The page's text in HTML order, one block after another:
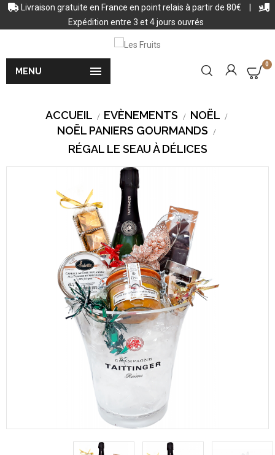
Livraison gratuite en France en point relais à partir de 80€
Expédition entre 3 et 4 jours ouvrés

MENU
0
ACCUEIL EVÈNEMENTS
NOËL
NOËL PANIERS GOURMANDS
RÉGAL LE SEAU À DÉLICES